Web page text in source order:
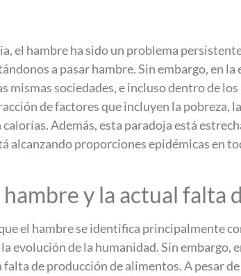
el hambre ha sido un problema
a pasar hambre. Sin embargo, en
mismas sociedades, e incluso dentro de
de factores que incluyen la
calorías. Además, esta paradoja está
alcanzando proporciones epidémicas en
y la actual falta
el hambre se identifica principalmente
evolución de la humanidad. Sin embargo,
falta de producción de alimentos. A pesar